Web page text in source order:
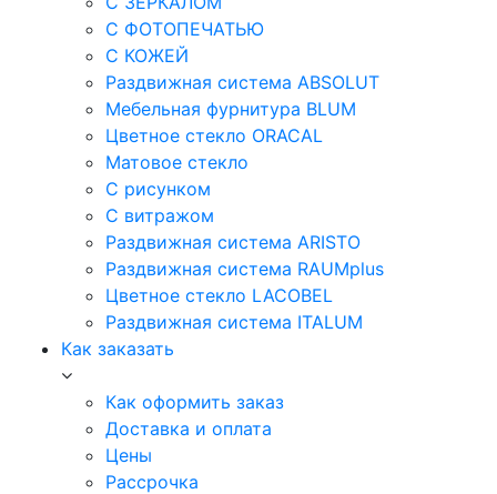
С ФОТОПЕЧАТЬЮ
С КОЖЕЙ
Раздвижная система ABSOLUT
Мебельная фурнитура BLUM
Цветное стекло ORACAL
Матовое стекло
C рисунком
C витражом
Раздвижная система ARISTO
Раздвижная система RAUMplus
Цветное стекло LACOBEL
Раздвижная система ITALUM
Как заказать
Как оформить заказ
Доставка и оплата
Цены
Рассрочка